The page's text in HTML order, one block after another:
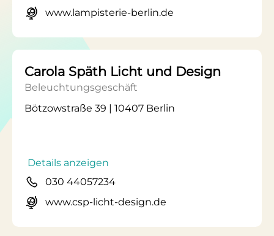
www.lampisterie-berlin.de
Carola Späth Licht und Design
Beleuchtungsgeschäft
Bötzowstraße 39 | 10407 Berlin
Details anzeigen
030 44057234
www.csp-licht-design.de